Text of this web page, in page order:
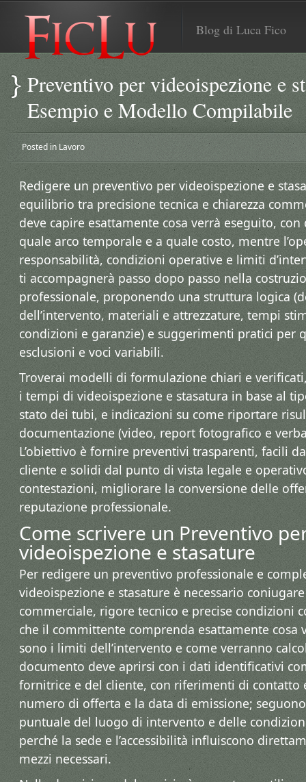
Blog di Luca Fico
Preventivo per videoispezione e
Esempio e Modello Compilabile
Posted in Lavoro
Redigere un preventivo per videoispezione e
equilibrio tra precisione tecnica e chiarezza
deve capire esattamente cosa verrà eseguito,
quale arco temporale e a quale costo, mentre
responsabilità, condizioni operative e limiti
ti accompagnerà passo dopo passo nella
professionale, proponendo una struttura logica
dell’intervento, materiali e attrezzature, tempi
condizioni e garanzie) e suggerimenti pratici per
esclusioni e voci variabili.
Troverai modelli di formulazione chiari e
i tempi di videoispezione e stasatura in base al
stato dei tubi, e indicazioni su come riportare
documentazione (video, report fotografico e
L’obiettivo è fornire preventivi trasparenti, facili
cliente e solidi dal punto di vista legale e
contestazioni, migliorare la conversione delle
reputazione professionale.
Come scrivere un Preventivo
videoispezione e stasature
Per redigere un preventivo professionale e
videoispezione e stasature è necessario
commerciale, rigore tecnico e precise condizioni
che il committente comprenda esattamente cosa
sono i limiti dell’intervento e come verranno
documento deve aprirsi con i dati identificativi
fornitrice e del cliente, con riferimenti di contatto
numero di offerta e la data di emissione;
puntuale del luogo di intervento e delle
perché la sede e l’accessibilità influiscono
mezzi necessari.